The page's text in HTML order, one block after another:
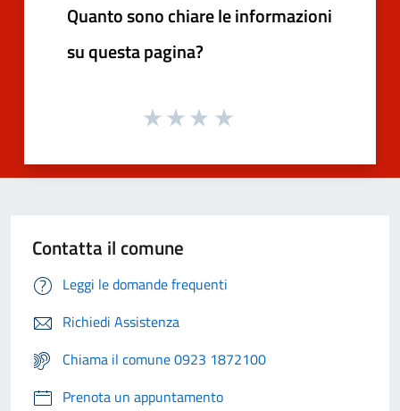
Quanto sono chiare le informazioni
su questa pagina?
Contatta il comune
Leggi le domande frequenti
Richiedi Assistenza
Chiama il comune 0923 1872100
Prenota un appuntamento